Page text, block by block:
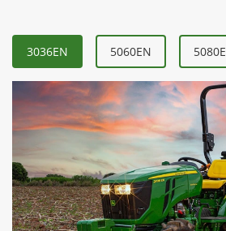
Informações sobre Estreitos
3036EN 5060EN 5080E